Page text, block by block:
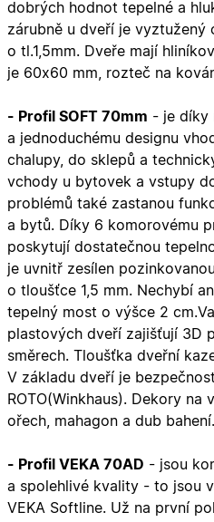
dobrých hodnot tepelné a
zárubně u dveří je vyztužený
o tl.1,5mm. Dveře mají
je 60x60 mm, rozteč na
- Profil SOFT 70mm - je díky
a jednoduchému designu
chalupy, do sklepů a
vchody u bytovek a vstupy
problémů také zastanou
a bytů. Díky 6 komorovému
poskytují dostatečnou
je uvnitř zesílen
o tloušťce 1,5 mm. Nechybí
tepelný most o výšce 2
plastových dveří zajišťují 3D
směrech. Tloušťka dveřní
V základu dveří je
ROTO(Winkhaus). Dekory na
ořech, mahagon a dub bahení.
- Profil VEKA 70AD - jsou
a spolehlivé kvality - to jsou
VEKA Softline. Už na první